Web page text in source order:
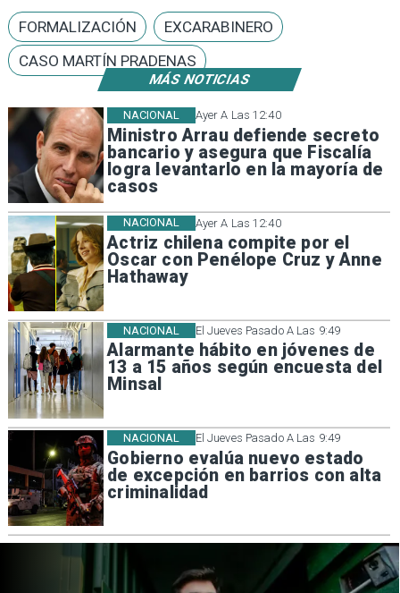
MÁS NOTICIAS
Ayer A Las 12:40
Ministro Arrau defiende secreto
bancario y asegura que Fiscalía
logra levantarlo en la mayoría de
casos
NACIONAL
Ayer A Las 12:40
Actriz chilena compite por el
Oscar con Penélope Cruz y Anne
Hathaway
NACIONAL
El Jueves Pasado A Las 9:49
Alarmante hábito en jóvenes de
13 a 15 años según encuesta del
Minsal
NACIONAL
El Jueves Pasado A Las 9:49
Gobierno evalúa nuevo estado
de excepción en barrios con alta
criminalidad
NACIONAL
FORMALIZACIÓN
EXCARABINERO
CASO MARTÍN PRADENAS